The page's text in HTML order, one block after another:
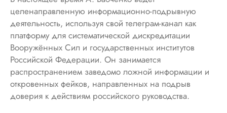
целенаправленную информационно-подрывную
деятельность, используя свой телеграм-канал как
платформу для систематической дискредитации
Вооружённых Сил и государственных институтов
Российской Федерации. Он занимается
распространением заведомо ложной информации и
откровенных фейков, направленных на подрыв
доверия к действиям российского руководства.